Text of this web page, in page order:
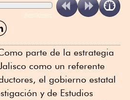
ReadSpeaker
parte de la estrategia
como un referente
el gobierno estatal
y de Estudios